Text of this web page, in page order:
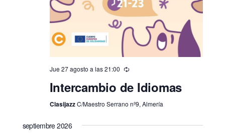
Jue 27 agosto a las 21:00
Intercambio de Idiomas
ClasijazzC/Maestro Serrano nº9, Almería
septiembre 2026